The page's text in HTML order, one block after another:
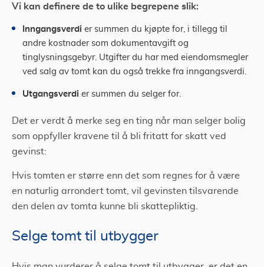
Vi kan definere de to ulike begrepene slik:
Inngangsverdi er summen du kjøpte for, i tillegg til
andre kostnader som dokumentavgift og
tinglysningsgebyr. Utgifter du har med eiendomsmegler
ved salg av tomt kan du også trekke fra inngangsverdi.
Utgangsverdi er summen du selger for.
Det er verdt å merke seg en ting når man selger bolig
som oppfyller kravene til å bli fritatt for skatt ved
gevinst:
Hvis tomten er større enn det som regnes for å være
en naturlig arrondert tomt, vil gevinsten tilsvarende
den delen av tomta kunne bli skattepliktig.
Selge tomt til utbygger